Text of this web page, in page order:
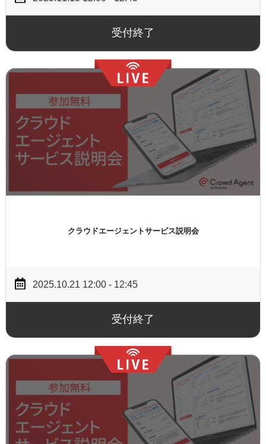
受付終了
クラウドエージェントサービス説明会
2025.10.21 12:00 - 12:45
受付終了